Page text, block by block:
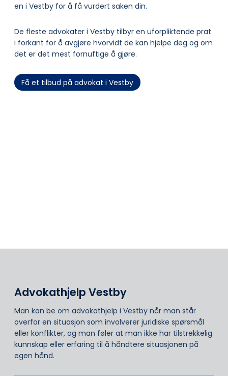
en i Vestby for å få vurdert saken din.
De fleste advokater i Vestby tilbyr en uforpliktende prat
i forkant for å avgjøre hvorvidt de kan hjelpe deg og om
det er det mest fornuftige å gjøre.
Få et tilbud på advokat i Vestby
Advokathjelp Vestby
Man kan be om advokathjelp i Vestby når man står
overfor en situasjon som involverer juridiske spørsmål
eller konflikter, og man føler at man ikke har tilstrekkelig
kunnskap eller erfaring til å håndtere situasjonen på
egen hånd.